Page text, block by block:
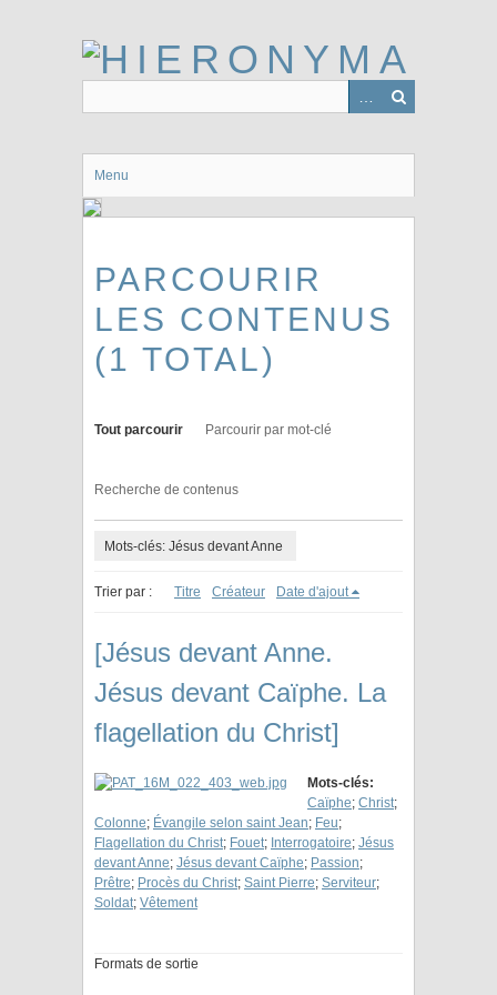
Menu
PARCOURIR
LES CONTENUS
(1 TOTAL)
Tout parcourir Parcourir par mot-clé
Recherche de contenus
Mots-clés: Jésus devant Anne
Trier par : Titre Créateur Date d'ajout
[Jésus devant Anne.
Jésus devant Caïphe. La
flagellation du Christ]
Mots-clés:
Caïphe; Christ;
Colonne; Évangile selon saint Jean; Feu;
Flagellation du Christ; Fouet; Interrogatoire; Jésus
devant Anne; Jésus devant Caïphe; Passion;
Prêtre; Procès du Christ; Saint Pierre; Serviteur;
Soldat; Vêtement
Formats de sortie